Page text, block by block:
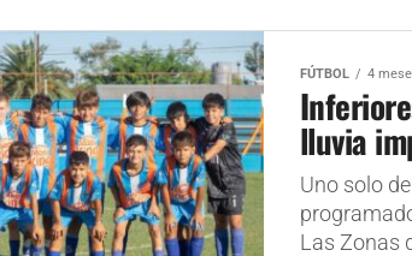
FÚTBOL 4
lluvia
Uno solo
Las Zonas